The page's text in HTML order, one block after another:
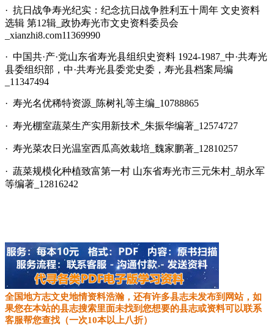
· 抗日战争寿光纪实：纪念抗日战争胜利五十周年 文史资料
选辑 第12辑_政协寿光市文史资料委员会
_xianzhi8.com11369990
· 中国共·产·党山东省寿光县组织史资料 1924-1987_中·共寿光
县委组织部，中·共寿光县委党史委，寿光县档案局编
_11347494
· 寿光名优稀特资源_陈树礼等主编_10788865
· 寿光棚室蔬菜生产实用新技术_朱振华编著_12574727
· 寿光菜农日光温室西瓜高效栽培_魏家鹏著_12810257
· 蔬菜规模化种植致富第一村 山东省寿光市三元朱村_胡永军
等编著_12816242
全国地方志文史地情资料浩瀚，还有许多县志未发布到网站，如
果您在本站的县志搜索里面未找到您想要的县志或资料可以联系
客服帮您查找（一次10本以上八折）